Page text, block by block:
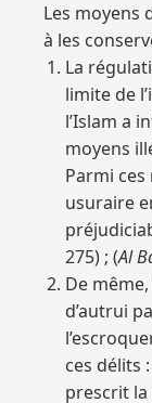
Les moyens
à les
La
limite de
l’Islam a
moyens
Parmi ces
usuraire
275) ; (Al
De
d’autrui
ces délits
prescrit